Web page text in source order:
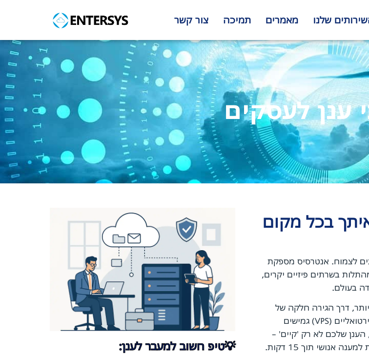
שלנו מאמרים תמיכה צור קשר
ענן לעסקים
בכל מקום
לצמוח. אנטרסיס מספקת
בשרתים פיזיים יקרים,
בעולם.
דרך הגירה חלקה של
, ועד הקמת שרתים וירטואליים (VPS) גמישים
הענן שלכם לא רק 'קיים' –
אנושי תוך 15 דקות.
💡טיפ חשוב למעבר לענן: